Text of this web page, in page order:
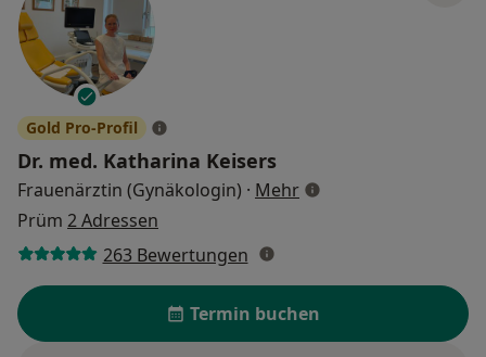
Gold Pro-Profil
Dr. med. Katharina Keisers
Frauenärztin (Gynäkologin) · Mehrüber Spezialisierungen
Prüm 2 Adressen
263 Bewertungen
Termin buchen